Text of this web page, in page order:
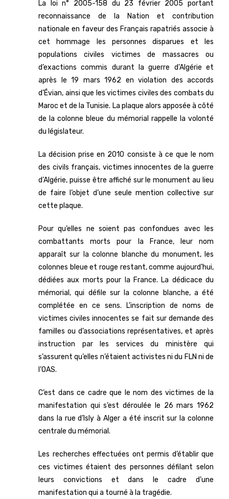
La loi n° 2005-158 du 23 février 2005 portant
reconnaissance de la Nation et contribution
nationale en faveur des Français rapatriés associe à
cet hommage les personnes disparues et les
populations civiles victimes de massacres ou
d’exactions commis durant la guerre d’Algérie et
après le 19 mars 1962 en violation des accords
d’Évian, ainsi que les victimes civiles des combats du
Maroc et de la Tunisie. La plaque alors apposée à côté
de la colonne bleue du mémorial rappelle la volonté
du législateur.
La décision prise en 2010 consiste à ce que le nom
des civils français, victimes innocentes de la guerre
d’Algérie, puisse être affiché sur le monument au lieu
de faire l’objet d’une seule mention collective sur
cette plaque.
Pour qu’elles ne soient pas confondues avec les
combattants morts pour la France, leur nom
apparaît sur la colonne blanche du monument, les
colonnes bleue et rouge restant, comme aujourd’hui,
dédiées aux morts pour la France. La dédicace du
mémorial, qui défile sur la colonne blanche, a été
complétée en ce sens. L’inscription de noms de
victimes civiles innocentes se fait sur demande des
familles ou d’associations représentatives, et après
instruction par les services du ministère qui
s’assurent qu’elles n’étaient activistes ni du FLN ni de
l’OAS.
C’est dans ce cadre que le nom des victimes de la
manifestation qui s’est déroulée le 26 mars 1962
dans la rue d’Isly à Alger a été inscrit sur la colonne
centrale du mémorial.
Les recherches effectuées ont permis d’établir que
ces victimes étaient des personnes défilant selon
leurs convictions et dans le cadre d’une
manifestation qui a tourné à la tragédie.